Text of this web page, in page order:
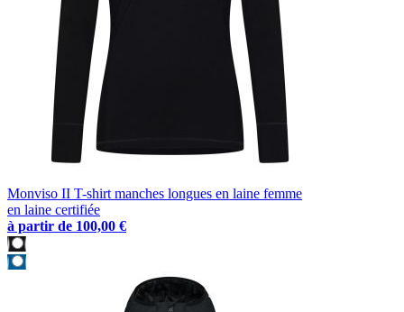
Monviso II T-shirt manches longues en laine femme
en laine certifiée
à partir de 100,00 €